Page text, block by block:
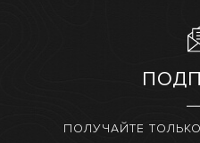
ПОЛУЧАЙТЕ